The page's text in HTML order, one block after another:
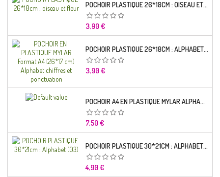
POCHOIR PLASTIQUE 26*18CM : OISEAU ET FLEUR
Prix
3,90 €
POCHOIR PLASTIQUE 26*18CM : ALPHABET (03)
Prix
3,90 €
POCHOIR A4 EN PLASTIQUE MYLAR ALPHABET LETTRE TYPO CHARLEMAGNE 28 MM
Prix
7,50 €
POCHOIR PLASTIQUE 30*21CM : ALPHABET (03)
Prix
4,90 €